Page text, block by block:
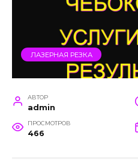
ЛАЗЕРНАЯ РЕЗКА
АВТОР
admin
ПРОСМОТРОВ
466